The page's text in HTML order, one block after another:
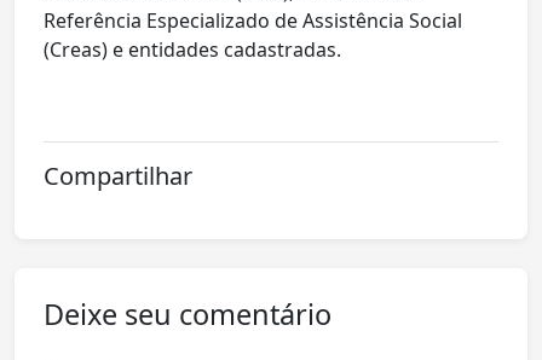
Referência Especializado de Assistência Social
(Creas) e entidades cadastradas.
Compartilhar
Deixe seu comentário